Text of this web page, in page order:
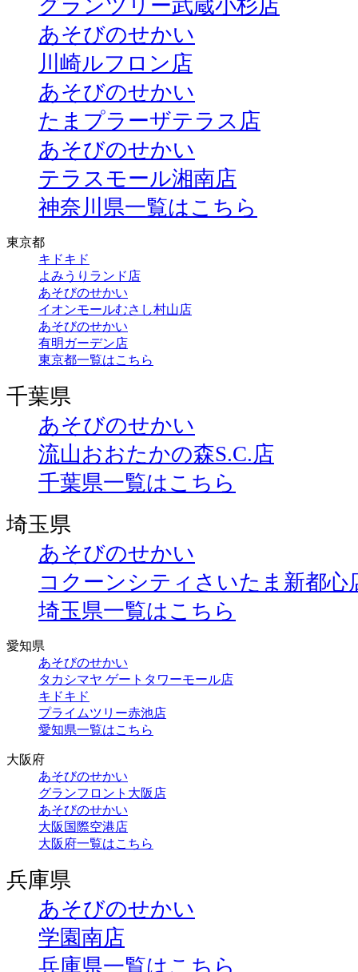
グランツリー武蔵小杉店
あそびのせかい
川崎ルフロン店
あそびのせかい
たまプラーザテラス店
あそびのせかい
テラスモール湘南店
神奈川県一覧はこちら
東京都
キドキド
よみうりランド店
あそびのせかい
イオンモールむさし村山店
あそびのせかい
有明ガーデン店
東京都一覧はこちら
千葉県
あそびのせかい
流山おおたかの森S.C.店
千葉県一覧はこちら
埼玉県
あそびのせかい
コクーンシティさいたま新都心
埼玉県一覧はこちら
愛知県
あそびのせかい
タカシマヤ ゲートタワーモール店
キドキド
プライムツリー赤池店
愛知県一覧はこちら
大阪府
あそびのせかい
グランフロント大阪店
あそびのせかい
大阪国際空港店
大阪府一覧はこちら
兵庫県
あそびのせかい
学園南店
兵庫県一覧はこちら